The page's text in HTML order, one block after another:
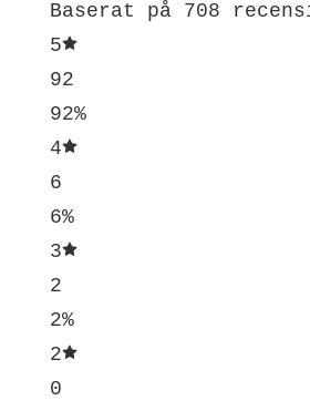
Baserat på 708
5
92
92%
4
6
6%
3
2
2%
2
0